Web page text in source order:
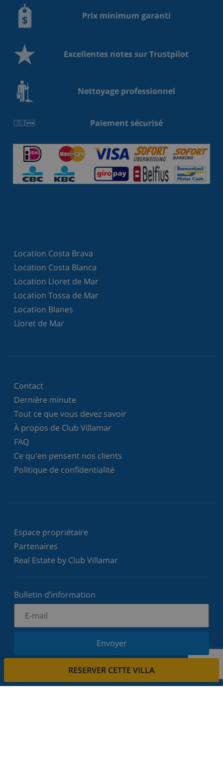
RESERVER CETTE VILLA
Prix minimum garanti
Excellentes notes sur Trustpilot
Nettoyage professionnel
Paiement sécurisé
Location Costa Brava
Location Costa Blanca
Location Lloret de Mar
Location Tossa de Mar
Location Blanes
Lloret de Mar
Contact
Dernière minute
Tout ce que vous devez savoir
À propos de Club Villamar
FAQ
Ce qu'en pensent nos clients
Politique de confidentialité
Espace propriétaire
Partenaires
Real Estate by Club Villamar
Bulletin d’information
Envoyer
Inscrivez-vous à notre newsletter et restez informé
votre vie privée.